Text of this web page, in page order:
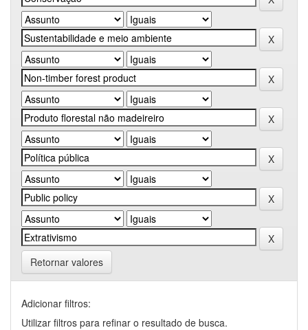
Retornar valores
Adicionar filtros:
Utilizar filtros para refinar o resultado de busca.